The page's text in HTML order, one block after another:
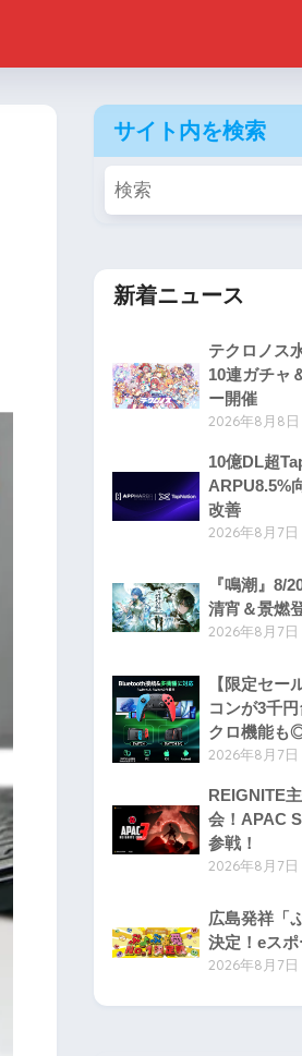
サイト内を検索
新着ニュース
テクロノス
10連ガチャ
ー開催
2026年8月8日
10億DL超
ARPU8.5%
改善
2026年8月7日
『鳴潮』8/
清宵＆景燃
2026年8月7日
【限定セー
コンが3千
クロ機能も
2026年8月7日
REIGNITE
会！APAC
参戦！
2026年8月7日
広島発祥「
決定！eス
2026年8月7日